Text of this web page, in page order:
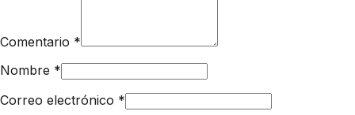
Comentario *
Nombre *
Correo electrónico *